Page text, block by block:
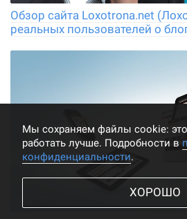
Обзор сайта Loxotrona.net
реальных пользователей о
Мы cохраняем файлы cookie: это
работать лучше. Подробности в
конфиденциальности.
ХОРОШО